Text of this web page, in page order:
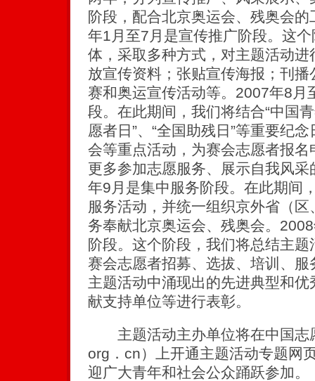
阶段，配合北京奥运会、残奥会
年1月至7月是宣传推广阶段。这
体，采取多种方式，对主题活动
放宣传资料；张贴宣传海报；刊
赛和奥运宣传活动等。2007年8月
段。在此期间，我们将结合“中国
愿者日”、“全国助残日”等重要纪
会等重点活动，为赛会志愿者报
更多参加志愿服务、展示自我风
年9月是集中服务阶段。在此期间
服务活动，并统一组织京外省（
务奉献北京奥运会、残奥会。
阶段。这个阶段，我们将总结主
赛会志愿者招募、选拔、培训、
主题活动中涌现出的先进典型和
献支持单位等进行表彰。
主题活动主办单位将在中国志
org．cn）上开通主题活动专题网
迎广大青年和社会公众踊跃参加。